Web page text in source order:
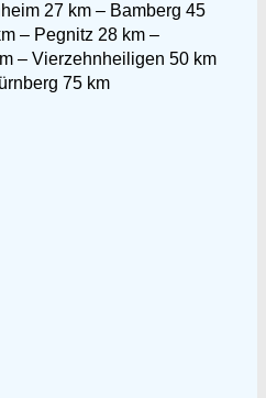
27 km – Bamberg 45
– Pegnitz 28 km –
– Vierzehnheiligen 50 km
75 km